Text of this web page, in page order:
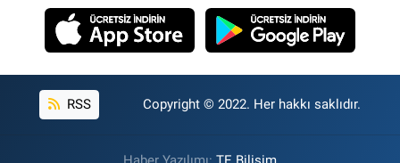
RSS Copyright © 2022. Her hakkı saklıdır.